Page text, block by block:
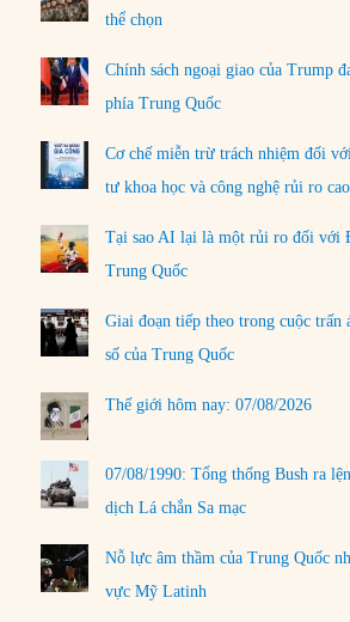
thể chọn
Chính sách ngoại giao của Trump
phía Trung Quốc
Cơ chế miễn trừ trách nhiệm đối
tư khoa học và công nghệ rủi ro cao
Tại sao AI lại là một rủi ro đối với
Trung Quốc
Giai đoạn tiếp theo trong cuộc trấn
số của Trung Quốc
Thế giới hôm nay: 07/08/2026
07/08/1990: Tổng thống Bush ra
dịch Lá chắn Sa mạc
Nỗ lực âm thầm của Trung Quốc
vực Mỹ Latinh